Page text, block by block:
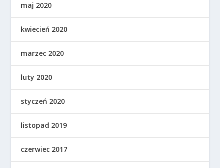
maj 2020
kwiecień 2020
marzec 2020
luty 2020
styczeń 2020
listopad 2019
czerwiec 2017